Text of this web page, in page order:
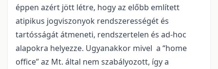
éppen azért jött létre, hogy az előbb említett
atipikus jogviszonyok rendszerességét és
tartósságát átmeneti, rendszertelen és ad-hoc
alapokra helyezze. Ugyanakkor mivel a “home
office” az Mt. által nem szabályozott, így a